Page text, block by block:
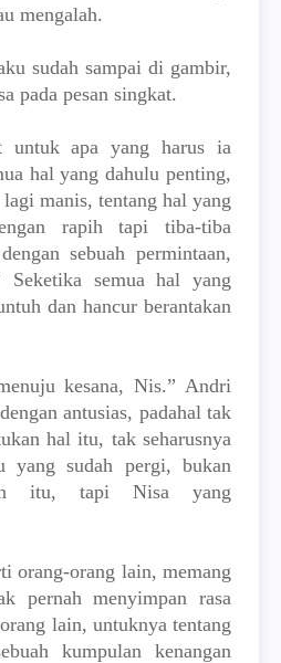
mengalah.
sampai di gambir,
pada pesan singkat.
untuk apa yang harus ia
hal yang dahulu penting,
manis, tentang hal yang
rapih tapi tiba-tiba
sebuah permintaan,
Seketika semua hal yang
dan hancur berantakan
Nis.” Andri
antusias, padahal tak
hal itu, tak seharusnya
yang sudah pergi, bukan
itu, tapi Nisa yang
orang-orang lain, memang
pernah menyimpan rasa
lain, untuknya tentang
kumpulan kenangan